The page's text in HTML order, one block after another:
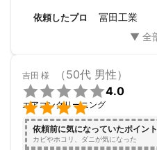
依頼したプロ 冨田工業
吉田 様 （50代 男性）


4.0
エアコンクリーニング
依頼前に気になっていたポイント
カビやホコリ、ダニが気になった